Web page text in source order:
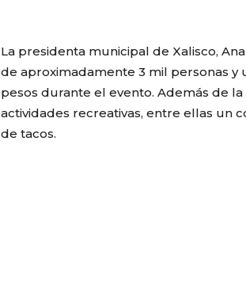
La presidenta municipal de Xalisco,
de aproximadamente 3 mil personas
pesos durante el evento. Además de
actividades recreativas, entre ellas un
de tacos.